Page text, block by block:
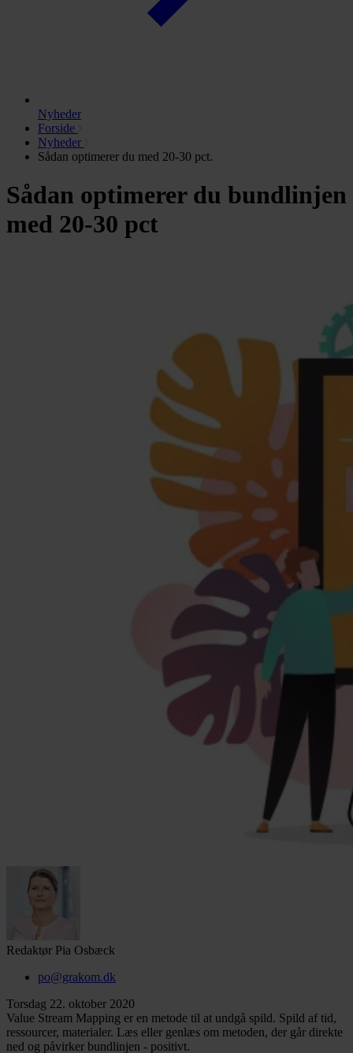
Nyheder
Forside
Nyheder
Sådan optimerer du med 20-30 pct.
Sådan optimerer du bundlinjen
med 20-30 pct
Redaktør Pia Osbæck
po@grakom.dk
Torsdag 22. oktober 2020
Value Stream Mapping er en metode til at undgå spild. Spild af tid,
ressourcer, materialer. Læs eller genlæs om metoden, der går direkte
ned og påvirker bundlinjen - positivt.